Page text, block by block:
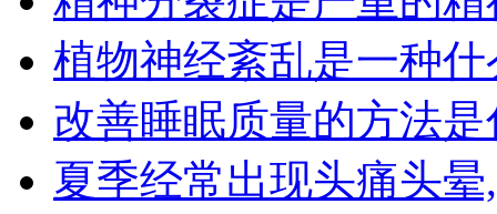
植物神经紊乱是一种
改善睡眠质量的方法
夏季经常出现头痛头